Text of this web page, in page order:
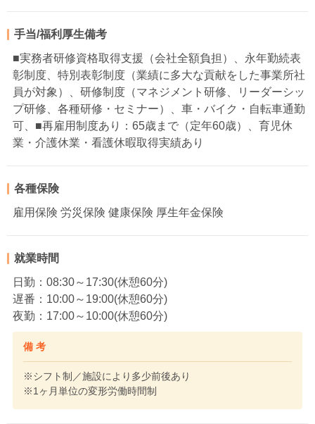
手当/福利厚生備考
■実務者研修資格取得支援（会社全額負担）、永年勤続表
彰制度、特別表彰制度（業績に多大な貢献をした事業所社
員が対象）、研修制度（マネジメント研修、リーダーシッ
プ研修、各種研修・セミナー）、車・バイク・自転車通勤
可、■再雇用制度あり：65歳まで（定年60歳）、育児休
業・介護休業・看護休暇取得実績あり
各種保険
雇用保険 労災保険 健康保険 厚生年金保険
就業時間
日勤：08:30～17:30(休憩60分)
遅番：10:00～19:00(休憩60分)
夜勤：17:00～10:00(休憩60分)
備 考
※シフト制／施設により多少前後あり
※1ヶ月単位の変形労働時間制